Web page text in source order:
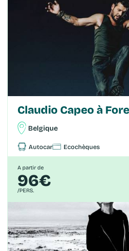
Claudio Capeo à
Belgique
Autocar Ecochèques
A partir de
96€
/PERS.